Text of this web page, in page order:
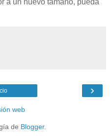
a un nuevo tamaño, pueda
›
web
de Blogger.